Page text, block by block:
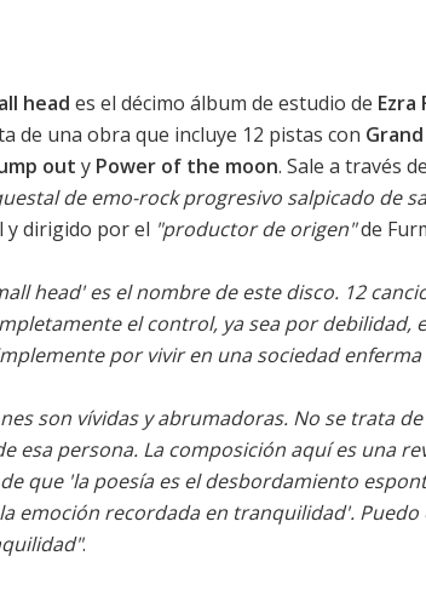
head es el décimo álbum de estudio de Ezra
de una obra que incluye 12 pistas con
out y Power of the moon. Sale a través
de emo-rock progresivo salpicado de
y dirigido por el "productor de origen"de
head' es el nombre de este disco. 12
el control, ya sea por debilidad,
por vivir en una sociedad
son vívidas y abrumadoras. No se trata
esa persona. La composición aquí es una
que 'la poesía es el desbordamiento
emoción recordada en tranquilidad'.
.